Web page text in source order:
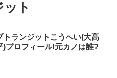
ト
トランジットこうへい(大高
)プロフィール!元カノは誰?